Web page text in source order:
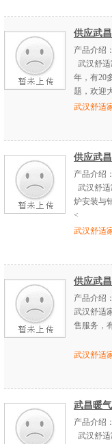
供应武
产品介绍：
武汉舒
年，有20
题，欢迎
武汉舒适
供应武
产品介绍：
武汉舒
炉安装与
<
武汉舒适
供应武
产品介绍：
武汉舒适
售服务，
武汉舒适
武昌暖
产品介绍：
武汉舒